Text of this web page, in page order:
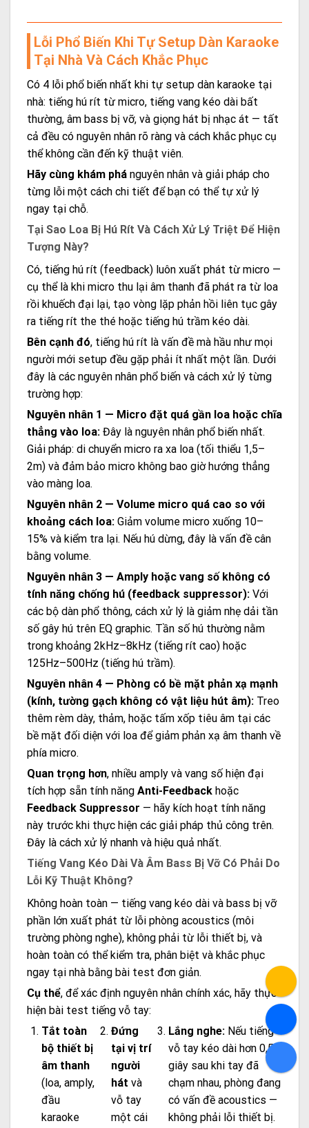
Lỗi Phổ Biến Khi Tự Setup Dàn Karaoke
Tại Nhà Và Cách Khắc Phục
Có 4 lỗi phổ biến nhất khi tự setup dàn karaoke tại
nhà: tiếng hú rít từ micro, tiếng vang kéo dài bất
thường, âm bass bị vỡ, và giọng hát bị nhạc át — tất
cả đều có nguyên nhân rõ ràng và cách khắc phục cụ
thể không cần đến kỹ thuật viên.
Hãy cùng khám phá nguyên nhân và giải pháp cho
từng lỗi một cách chi tiết để bạn có thể tự xử lý
ngay tại chỗ.
Tại Sao Loa Bị Hú Rít Và Cách Xử Lý Triệt Để Hiện
Tượng Này?
Có, tiếng hú rít (feedback) luôn xuất phát từ micro —
cụ thể là khi micro thu lại âm thanh đã phát ra từ loa
rồi khuếch đại lại, tạo vòng lặp phản hồi liên tục gây
ra tiếng rít the thé hoặc tiếng hú trầm kéo dài.
Bên cạnh đó, tiếng hú rít là vấn đề mà hầu như mọi
người mới setup đều gặp phải ít nhất một lần. Dưới
đây là các nguyên nhân phổ biến và cách xử lý từng
trường hợp:
Nguyên nhân 1 — Micro đặt quá gần loa hoặc chĩa
thẳng vào loa: Đây là nguyên nhân phổ biến nhất.
Giải pháp: di chuyển micro ra xa loa (tối thiểu 1,5–
2m) và đảm bảo micro không bao giờ hướng thẳng
vào màng loa.
Nguyên nhân 2 — Volume micro quá cao so với
khoảng cách loa: Giảm volume micro xuống 10–
15% và kiểm tra lại. Nếu hú dừng, đây là vấn đề cân
bằng volume.
Nguyên nhân 3 — Amply hoặc vang số không có
tính năng chống hú (feedback suppressor): Với
các bộ dàn phổ thông, cách xử lý là giảm nhẹ dải tần
số gây hú trên EQ graphic. Tần số hú thường nằm
trong khoảng 2kHz–8kHz (tiếng rít cao) hoặc
125Hz–500Hz (tiếng hú trầm).
Nguyên nhân 4 — Phòng có bề mặt phản xạ mạnh
(kính, tường gạch không có vật liệu hút âm): Treo
thêm rèm dày, thảm, hoặc tấm xốp tiêu âm tại các
bề mặt đối diện với loa để giảm phản xạ âm thanh về
phía micro.
Quan trọng hơn, nhiều amply và vang số hiện đại
tích hợp sẵn tính năng Anti-Feedback hoặc
Feedback Suppressor — hãy kích hoạt tính năng
này trước khi thực hiện các giải pháp thủ công trên.
Đây là cách xử lý nhanh và hiệu quả nhất.
Tiếng Vang Kéo Dài Và Âm Bass Bị Vỡ Có Phải Do
Lỗi Kỹ Thuật Không?
Không hoàn toàn — tiếng vang kéo dài và bass bị vỡ
phần lớn xuất phát từ lỗi phòng acoustics (môi
trường phòng nghe), không phải từ lỗi thiết bị, và
hoàn toàn có thể kiểm tra, phân biệt và khắc phục
ngay tại nhà bằng bài test đơn giản.
Cụ thể, để xác định nguyên nhân chính xác, hãy thực
hiện bài test tiếng vỗ tay:
Tắt toàn
bộ thiết bị
âm thanh
(loa, amply,
đầu
karaoke
Đứng
tại vị trí
người
hát và
vỗ tay
một cái
Lắng nghe:Nếu tiếng
vỗ tay kéo dài hơn 0,5
giây sau khi tay đã
chạm nhau, phòng đang
có vấn đề acoustics —
không phải lỗi thiết bị.